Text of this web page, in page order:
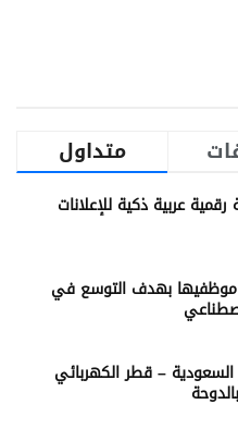
متداول
عربية ذكية للإعلانات
10% من موظفيها بهدف التوسع في
– قطر الكهربائي